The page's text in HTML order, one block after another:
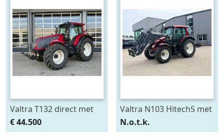
Valtra T132 direct met
Fronthef en PTO (bj
2010)
€ 44.500
Valtra N103 Hitech5 met
voorlader (bj 2013)
N.o.t.k.